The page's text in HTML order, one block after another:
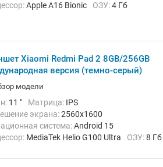
Apple A16 Bionic ОЗУ:4 Гб
связь:Bluetooth, Wi-Fi Вес:477 г
Xiaomi Redmi Pad 2 8GB/256GB
версия (темно-серый)
модели
11 " Матрица: IPS
экрана:2560x1600
система:Android 15
MediaTek Helio G100 Ultra ОЗУ:8 Гб
камера:8 Мп